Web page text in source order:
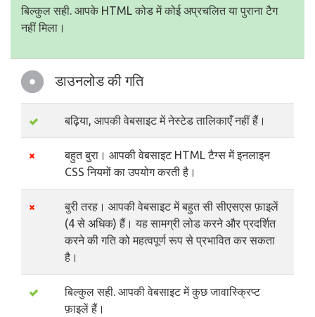
बिल्कुल सही. आपके HTML कोड में कोई अप्रचलित या पुराना टैग
नहीं मिला।
डाउनलोड की गति
बढ़िया, आपकी वेबसाइट में नेस्टेड तालिकाएँ नहीं हैं।
बहुत बुरा। आपकी वेबसाइट HTML टैग्स में इनलाइन
CSS नियमों का उपयोग करती है।
बुरी तरह। आपकी वेबसाइट में बहुत सी सीएसएस फ़ाइलें
(4 से अधिक) हैं। यह सामग्री लोड करने और प्रदर्शित
करने की गति को महत्वपूर्ण रूप से प्रभावित कर सकता
है।
बिल्कुल सही. आपकी वेबसाइट में कुछ जावास्क्रिप्ट
फ़ाइलें हैं।